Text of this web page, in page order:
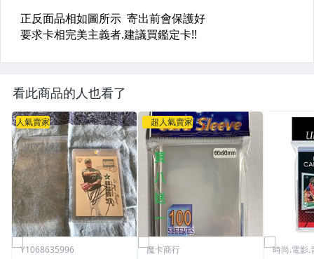
看此商品的人也看了
人氣賣家
Y1068635996
超人氣賣家
魔卡商行 時尚.電影.